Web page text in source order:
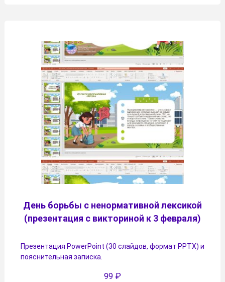
День борьбы с ненормативной лексикой
(презентация с викториной к 3 февраля)
Презентация PowerPoint (30 слайдов, формат PPTX) и
пояснительная записка.
99 ₽